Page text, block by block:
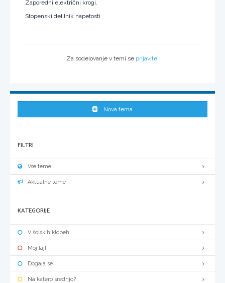
Zaporedni električni krogi.
Stopenski delilnik napetosti.
Za sodelovanje v temi se prijavite
Nova tema
FILTRI
Vse teme
Aktualne teme
KATEGORIJE
V šolskih klopeh
Moj lajf
Dogaja se
Na katero srednjo?